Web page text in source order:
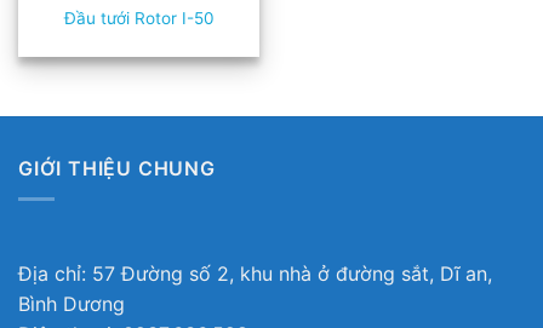
Đầu tưới Rotor I-50
GIỚI THIỆU CHUNG
Địa chỉ: 57 Đường số 2, khu nhà ở đường sắt, Dĩ an,
Bình Dương